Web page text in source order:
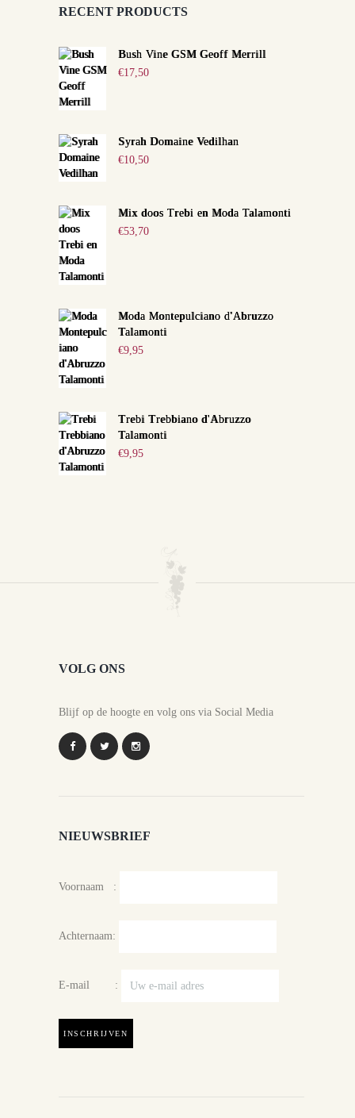
RECENT PRODUCTS
Bush Vine GSM Geoff Merrill
€17,50
Syrah Domaine Vedilhan
€10,50
Mix doos Trebi en Moda Talamonti
€53,70
Moda Montepulciano d'Abruzzo
Talamonti
€9,95
Trebi Trebbiano d'Abruzzo
Talamonti
€9,95
VOLG ONS
Blijf op de hoogte en volg ons via Social Media
NIEUWSBRIEF
Voornaam :
Achternaam:
E-mail :